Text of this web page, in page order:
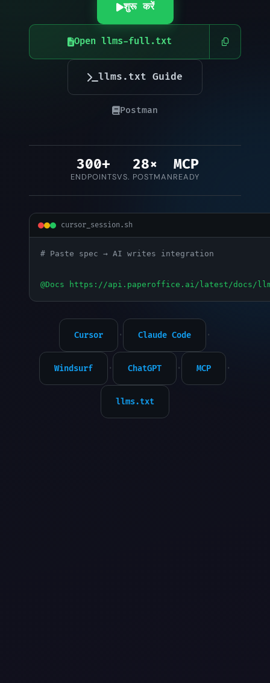
शुरू करें
Open llms-full.txt
llms.txt Guide
Postman
300+
ENDPOINTS
28×
VS. POSTMAN
MCP
READY
cursor_session.sh
# Paste spec → AI writes integration
@Docs https://api.paperoffice.ai/latest/docs/
Cursor · Claude Code ·
Windsurf · ChatGPT · MCP ·
llms.txt